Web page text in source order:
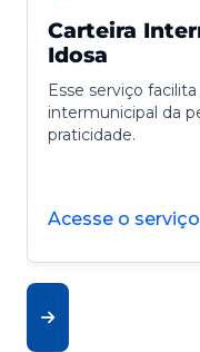
Carteira
Idosa
Esse serviço
intermunicipal da
praticidade.
Acesse o serviço